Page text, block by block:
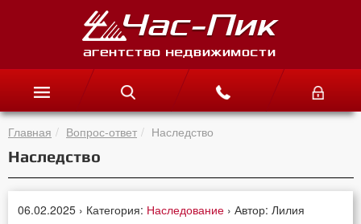
Главная Вопрос-ответ Наследство
Наследство
06.02.2025 › Категория: Наследование › Автор: Лилия